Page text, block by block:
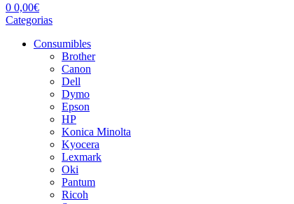
0 0,00€
Categorias
Consumibles
Brother
Canon
Dell
Dymo
Epson
HP
Konica Minolta
Kyocera
Lexmark
Oki
Pantum
Ricoh